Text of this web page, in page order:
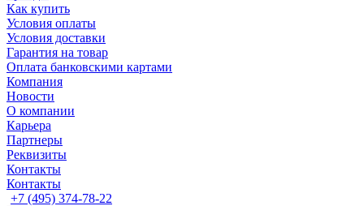
Как купить
Условия оплаты
Условия доставки
Гарантия на товар
Оплата банковскими картами
Компания
Новости
О компании
Карьера
Партнеры
Реквизиты
Контакты
Контакты
+7 (495) 374-78-22